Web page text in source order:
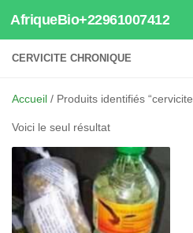
Au dessous du contenu
AfriqueBio+22961007412
CERVICITE CHRONIQUE
Accueil / Produits identifiés
Voici le seul résultat